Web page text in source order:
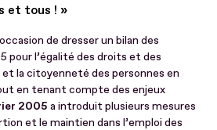
et tous ! »
de dresser un bilan des
pour l’égalité des droits et des
la citoyenneté des personnes en
en tenant compte des enjeux
2005 a introduit plusieurs mesures
et le maintien dans l’emploi des